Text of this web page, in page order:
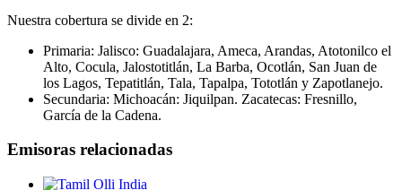
Nuestra cobertura se divide en 2:
Primaria: Jalisco: Guadalajara, Ameca, Arandas, Atotonilco el
Alto, Cocula, Jalostotitlán, La Barba, Ocotlán, San Juan de
los Lagos, Tepatitlán, Tala, Tapalpa, Tototlán y Zapotlanejo.
Secundaria: Michoacán: Jiquilpan. Zacatecas: Fresnillo,
García de la Cadena.
Emisoras relacionadas